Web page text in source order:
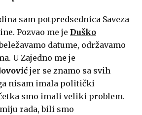
sam potpredsednica Saveza
Pozvao me je Duško
datume, održavamo
U Zajedno me je
jer se znamo sa svih
nisam imala politički
smo imali veliki problem.
rada, bili smo